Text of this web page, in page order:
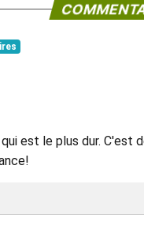
est le plus dur. C'est